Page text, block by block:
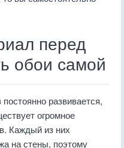
перед
обои самой
развивается,
огромное
Каждый из них
на стены, поэтому